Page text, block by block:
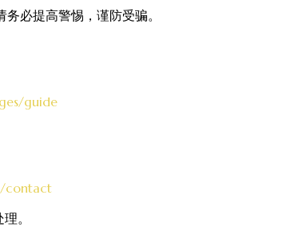
必提高警惕，谨防受骗。
guide
contact
。